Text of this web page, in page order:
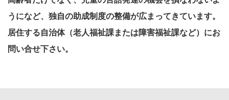
うになど、独自の助成制度の整備が広まってきています。
居住する自治体（老人福祉課または障害福祉課など）にお
問い合せ下さい。